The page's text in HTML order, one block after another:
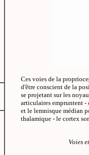
Ces voies de la
d'être conscient de la
se projetant sur les
articulaires empruntent -
et le lemnisque médian
thalamique - le cortex
Voies